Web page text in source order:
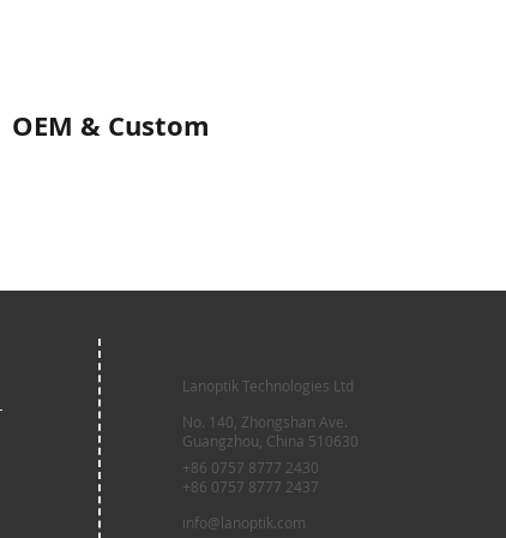
OEM & Custom
Lanoptik Technologies Ltd
No. 140, Zhongshan Ave.
Guangzhou, China 510630
+86 0757 8777 2430
+86 0757 8777 2437
info@lanoptik.com